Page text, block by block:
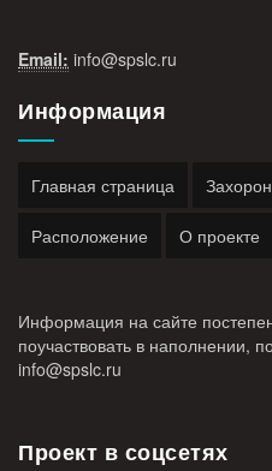
Email: info@spslc.ru
Информация
Главная страница
Расположение О проекте
Информация на сайте
поучаствовать в наполнении,
info@spslc.ru
Проект в соцсетях